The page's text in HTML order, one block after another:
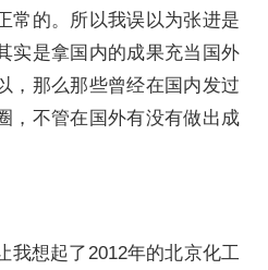
常的。所以我误以为张进是
实是拿国内的成果充当国外
，那么那些曾经在国内发过
，不管在国外有没有做出成
我想起了2012年的北京化工